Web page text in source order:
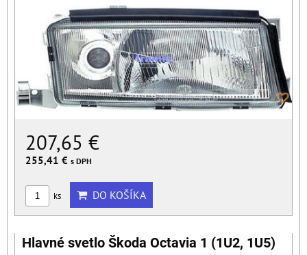
207,65 €
255,41 € s DPH
ks DO KOŠÍKA
Hlavné svetlo Škoda Octavia 1 (1U2, 1U5)